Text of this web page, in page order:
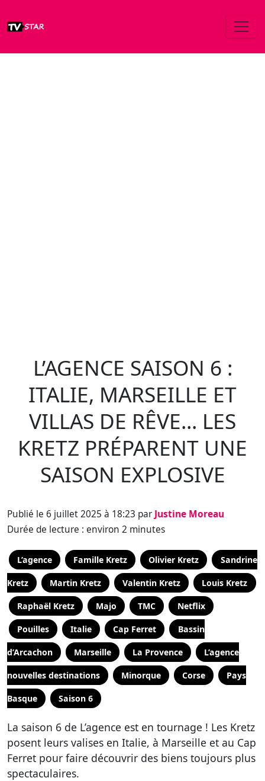
L’AGENCE SAISON 6 :
ITALIE, MARSEILLE ET
VILLAS DE RÊVE... LES
KRETZ PRÉPARENT UNE
SAISON EXPLOSIVE
Publié le 6 juillet 2025 à 18:23 par Justine Moreau
Durée de lecture : environ 2 minutes
L’agence Famille Kretz Olivier Kretz Sandrine
Kretz Martin Kretz Valentin Kretz Louis Kretz
Raphaël Kretz Majo TMC Netflix
Pouilles Italie Cap Ferret Bassin
d’Arcachon Marseille La Provence L’agence
nouvelles destinations Minorque Corse Pays
Basque Saison 6
La saison 6 de L’agence est en tournage ! Les Kretz
posent leurs valises en Italie, à Marseille et au Cap
Ferret pour faire découvrir des biens toujours plus
spectaculaires.